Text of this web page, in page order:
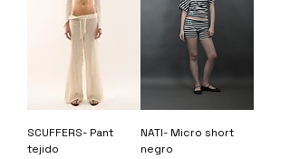
SCUFFERS- Pant
tejido
NATI- Micro short
negro